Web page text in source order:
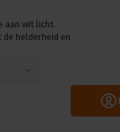
aan wit licht.
helderheid en